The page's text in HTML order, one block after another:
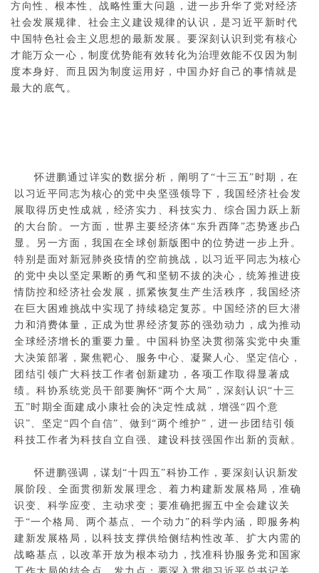
方向性、根本性、战略性重大问题，进一步升华了党对经济
社会发展规律、社会主义建设规律的认识，是习近平新时代
中国特色社会主义思想的最新发展。要深刻认识到党有核心
才能万众一心，制度优势能有效转化为治理效能不仅因为制
度本身好、而且因为制度运用好，中国办好自己的事情就是
最大的底气。
怀进鹏通过详实的数据分析，阐明了“十三五”时期，在
以习近平同志为核心的党中央坚强领导下，我国经济社会发
展取得历史性成就，经济实力、科技实力、综合国力跃上新
的大台阶。一方面，世界主要经济体“东升西降”态势逐步凸
显。另一方面，我国在全球创新版图中的位势进一步上升。
特别是面对新冠肺炎疫情的空前挑战，以习近平同志为核心
的党中央以坚定果断的勇气和坚韧不拔的决心，统筹推进疫
情防控和经济社会发展，抓紧恢复生产生活秩序，我国经济
在巨大困难挑战中实现了持续稳定复苏。中国经济的巨大潜
力和消费体量，正成为世界经济复苏的强劲动力，成为推动
全球经济增长的重要力量。中国科协坚决贯彻落实党中央重
大决策部署，聚焦靶心、服务中心、凝聚人心、坚定信心，
团结引领广大科技工作者创新建功，各项工作取得显著成
绩。科协系统党员干部要胸怀“两个大局”，深刻认识“十三
五”时期全面建成小康社会的决定性成就，增强“四个意
识”、坚定“四个自信”、做到“两个维护”，进一步团结引领
科技工作者为科技自立自强、建设科技强国作出新的贡献。
怀进鹏强调，谋划“十四五”科协工作，要深刻认识新发
展阶段、全面贯彻新发展理念、着力构建新发展格局，准确
识变、科学应变、主动求变；要准确把握五中全会建议关
于“一个格局、两个基点、一个动力”的科学内涵，即服务构
建新发展格局，以科技支撑供给侧结构性改革、扩大内需的
战略基点，以改革开放为根本动力，找准科协服务党和国家